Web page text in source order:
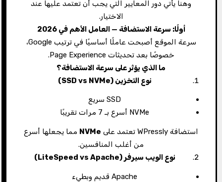
وهنا يأتي دور المعايير التي يجب أن تعتمد عليها عند
الاختيار.
أولًا: سرعة الاستضافة — العامل الأهم في 2026
سرعة الموقع أصبحت عاملًا أساسيًا في ترتيب Google،
خصوصًا بعد تحديثات Page Experience.
ما الذي يؤثر على سرعة الاستضافة؟
نوع التخزين (SSD vs NVMe)
SSD سريع
NVMe أسرع بـ 7 مرات تقريبًا
استضافة WPressly تعتمد على NVMe مما يجعلها أسرع
من أغلب المنافسين.
نوع الويب سيرفر (LiteSpeed vs Apache)
Apache قديم وبطيء